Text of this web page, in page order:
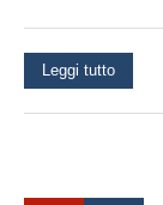
Leggi tutto